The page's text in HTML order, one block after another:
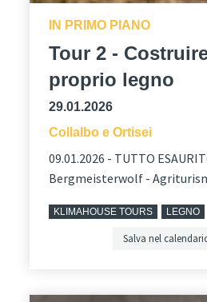
IN PRIMO PIANO
Tour 2 -
proprio legno
29.01.2026
Collalbo e Ortisei
09.01.2026 - TUTTO
Bergmeisterwolf -
lingua italiana e tedesca.
KLIMAHOUSE TOURS LEGNO
Salva nel